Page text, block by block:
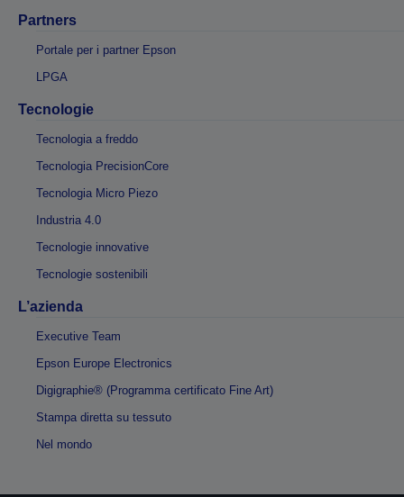
Partners
Portale per i partner Epson
LPGA
Tecnologie
Tecnologia a freddo
Tecnologia PrecisionCore
Tecnologia Micro Piezo
Industria 4.0
Tecnologie innovative
Tecnologie sostenibili
L’azienda
Executive Team
Epson Europe Electronics
Digigraphie® (Programma certificato Fine Art)
Stampa diretta su tessuto
Nel mondo